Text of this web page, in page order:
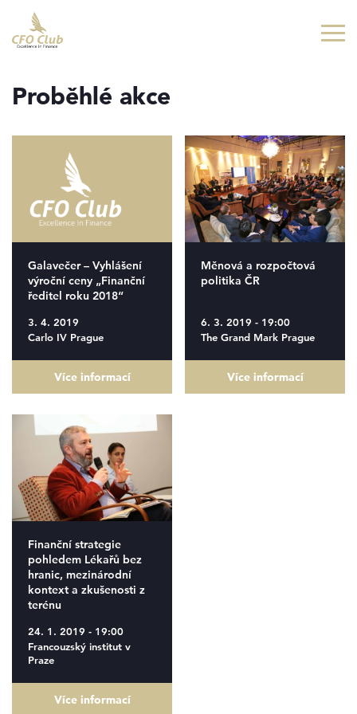
hlavní
hlavní
Proběhlé akce
Galavečer – Vyhlášení
výroční ceny „Finanční
ředitel roku 2018“
3. 4. 2019
Carlo IV Prague
Více informací
Měnová a rozpočtová
politika ČR
6. 3. 2019 - 19:00
The Grand Mark Prague
Více informací
Finanční strategie
pohledem Lékařů bez
hranic, mezinárodní
kontext a zkušenosti z
terénu
24. 1. 2019 - 19:00
Francouzský institut v
Praze
Více informací